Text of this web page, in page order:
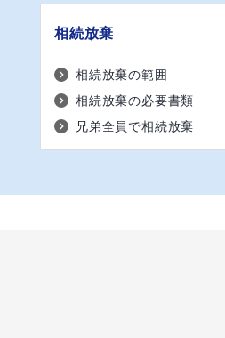
相続放棄
相続放棄の範囲
相続放棄の必要書類
兄弟全員で相続放棄